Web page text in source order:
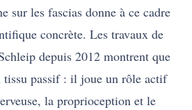
sur les fascias donne à ce cadre
concrète. Les travaux de
depuis 2012 montrent que
tissu passif : il joue un rôle actif
la proprioception et le